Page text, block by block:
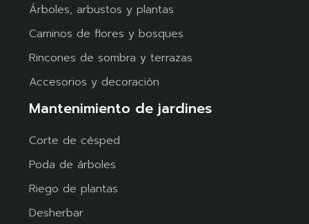
Árboles, arbustos y plantas
Caminos de flores y bosques
Rincones de sombra y terrazas
Accesorios y decoración
Mantenimiento de jardines
Corte de césped
Poda de árboles
Riego de plantas
Desherbar